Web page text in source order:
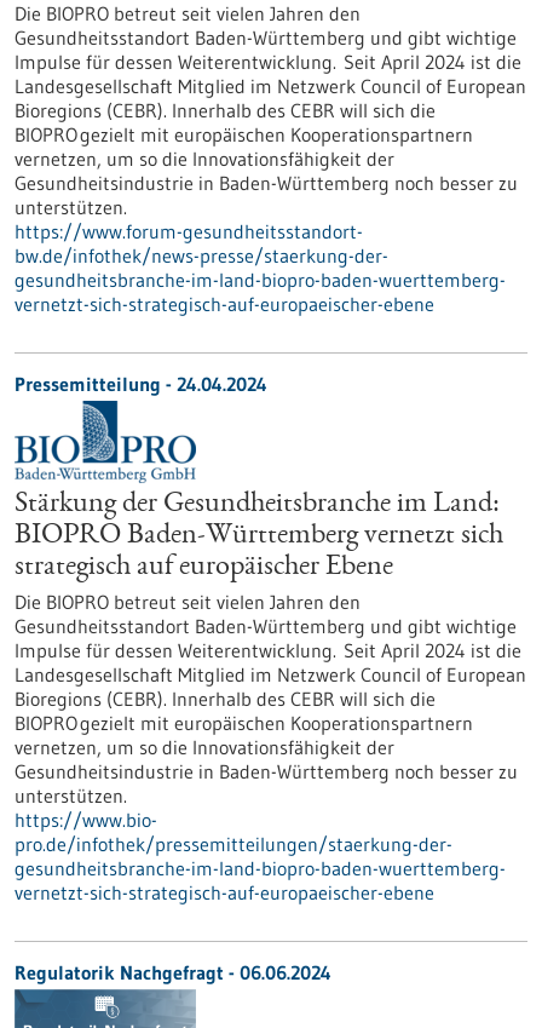
Die BIOPRO betreut seit vielen Jahren den
Gesundheitsstandort Baden-Württemberg und gibt wichtige
Impulse für dessen Weiterentwicklung. Seit April 2024 ist die
Landesgesellschaft Mitglied im Netzwerk Council of European
Bioregions (CEBR). Innerhalb des CEBR will sich die
BIOPRO gezielt mit europäischen Kooperationspartnern
vernetzen, um so die Innovationsfähigkeit der
Gesundheitsindustrie in Baden-Württemberg noch besser zu
unterstützen.
https://www.forum-gesundheitsstandort-
bw.de/infothek/news-presse/staerkung-der-
gesundheitsbranche-im-land-biopro-baden-wuerttemberg-
vernetzt-sich-strategisch-auf-europaeischer-ebene
Pressemitteilung - 24.04.2024
Stärkung der Gesundheitsbranche im Land:
BIOPRO Baden-Württemberg vernetzt sich
strategisch auf europäischer Ebene
Die BIOPRO betreut seit vielen Jahren den
Gesundheitsstandort Baden-Württemberg und gibt wichtige
Impulse für dessen Weiterentwicklung. Seit April 2024 ist die
Landesgesellschaft Mitglied im Netzwerk Council of European
Bioregions (CEBR). Innerhalb des CEBR will sich die
BIOPRO gezielt mit europäischen Kooperationspartnern
vernetzen, um so die Innovationsfähigkeit der
Gesundheitsindustrie in Baden-Württemberg noch besser zu
unterstützen.
https://www.bio-
pro.de/infothek/pressemitteilungen/staerkung-der-
gesundheitsbranche-im-land-biopro-baden-wuerttemberg-
vernetzt-sich-strategisch-auf-europaeischer-ebene
Regulatorik Nachgefragt - 06.06.2024